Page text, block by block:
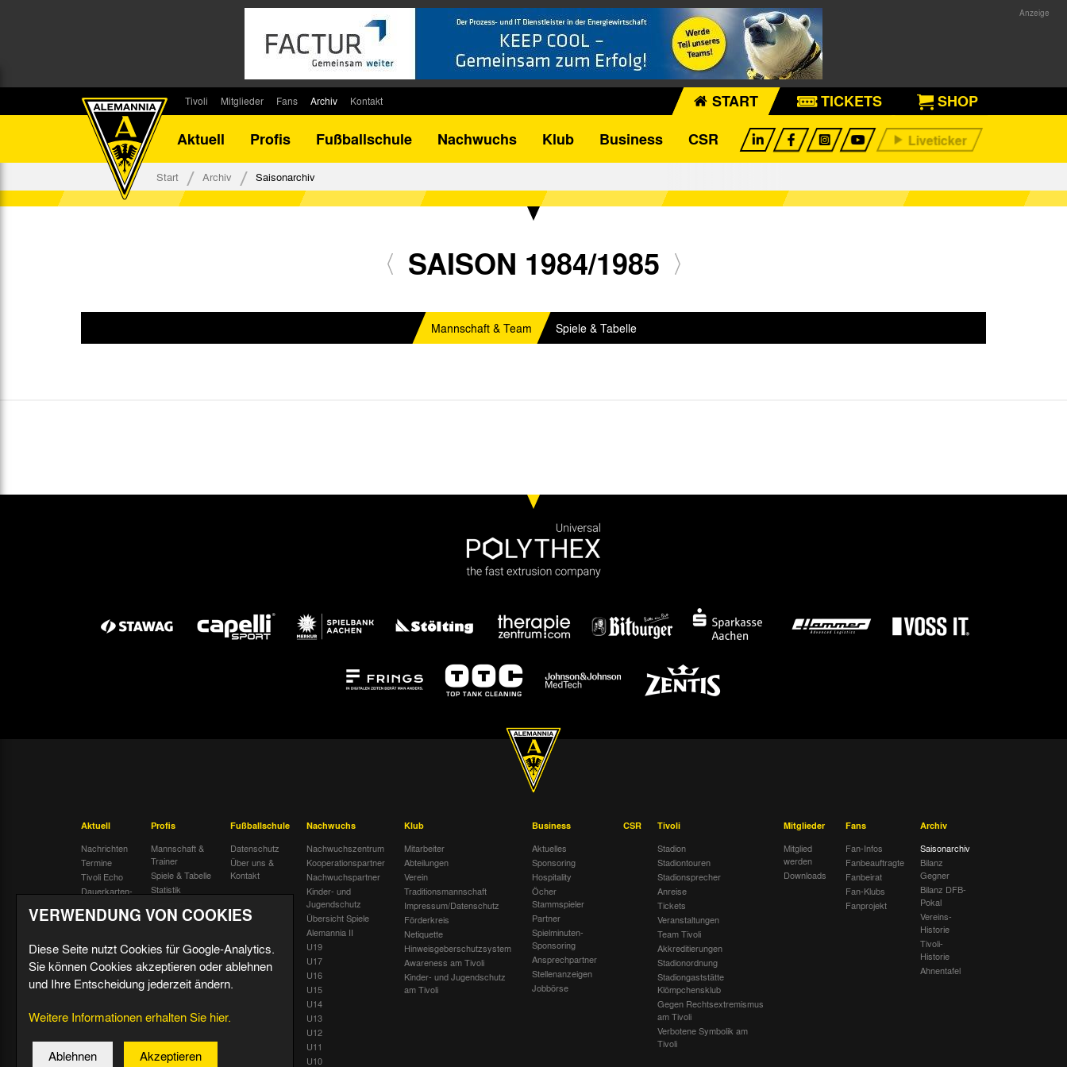
Tivoli
Stadionsprecher
Stadiongaststätte Klömpchensklub
Mitglieder
Kontakt
Fans
Fanbeirat
Fan-Klubs
Archiv
Bilanz DFB-Pokal
Kontakt START TICKETS
SHOP
Aktuell
Profis Fußballschule Nachwuchs Klub Business CSR
Start Archiv Saisonarchiv
SAISON 1984/1985
Mannschaft & Team Spiele & Tabelle
Aktuell
Nachrichten
Termine
Tivoli Echo
Dauerkarten-
Radiostream
Profis
Mannschaft &
Trainer
Spiele & Tabelle
Statistik
Geburtstage
Fußballschule
Datenschutz
Über uns &
Kontakt
Nachwuchs
Nachwuchszentrum
Kooperationspartner
Nachwuchspartner
Kinder- und
Jugendschutz
Übersicht Spiele
Alemannia II
U19
U17
U16
U15
U14
U13
U12
U11
U10
Klub
Mitarbeiter
Abteilungen
Verein
Traditionsmannschaft
Impressum/Datenschutz
Förderkreis
Netiquette
Hinweisgeberschutzsystem
Awareness am Tivoli
Kinder- und Jugendschutz
am Tivoli
Business
Aktuelles
Sponsoring
Hospitality
Öcher
Stammspieler
Partner
Spielminuten-
Sponsoring
Ansprechpartner
Stellenanzeigen
Jobbörse
CSR
Tivoli
Stadion
Stadiontouren
Stadionsprecher
Anreise
Tickets
Veranstaltungen
Team Tivoli
Akkreditierungen
Stadionordnung
Stadiongaststätte
Klömpchensklub
Gegen Rechtsextremismus
am Tivoli
Verbotene Symbolik am
Tivoli
Mitglieder
Mitglied
werden
Downloads
Fans
Fan-Infos
Fanbeauftragte
Fanbeirat
Fan-Klubs
Fanprojekt
Archiv
Saisonarchiv
Bilanz
Gegner
Bilanz DFB-
Pokal
Vereins-
Historie
Tivoli-
Historie
Ahnentafel
VERWENDUNG VON COOKIES
Diese Seite nutzt Cookies für Google-Analytics.
Sie können Cookies akzeptieren oder ablehnen
und Ihre Entscheidung jederzeit ändern.
Weitere Informationen erhalten Sie hier.
Ablehnen Akzeptieren